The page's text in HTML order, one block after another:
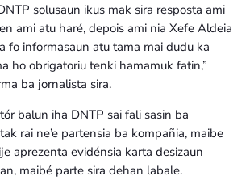
solusaun ikus mak sira resposta ami
ami atu haré, depois ami nia Xefe Aldeia
fo informasaun atu tama mai dudu ka
ho obrigatoriu tenki hamamuk fatin,”
ba jornalista sira.
balun iha DNTP sai fali sasin ba
rai ne’e partensia ba kompañia, maibe
aprezenta evidénsia karta desizaun
maibé parte sira dehan labale.